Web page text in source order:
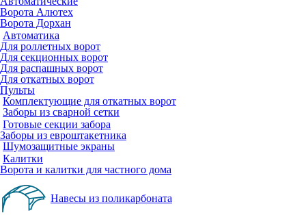
Ворота Алютех
Ворота Дорхан
Автоматика
Для роллетных ворот
Для секционных ворот
Для распашных ворот
Для откатных ворот
Пульты
Комплектующие для откатных ворот
Заборы из сварной сетки
Готовые секции забора
Заборы из евроштакетника
Шумозащитные экраны
Калитки
Ворота и калитки для частного дома
Навесы из поликарбоната